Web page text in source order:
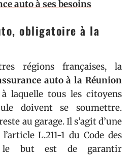
auto à ses besoins
obligatoire à la
régions françaises, la
auto à la Réunion
à laquelle tous les citoyens
doivent se soumettre.
au garage. Il s’agit d’une
L.211-1 du Code des
le but est de garantir